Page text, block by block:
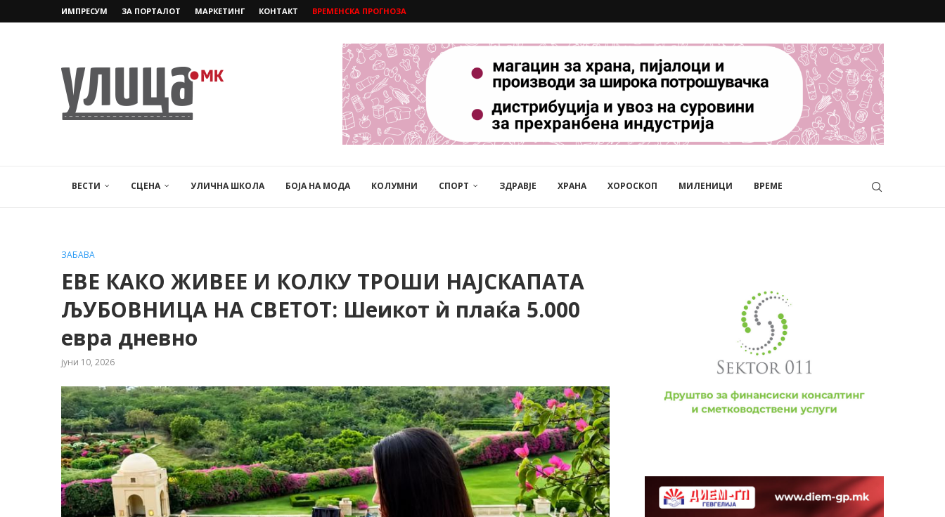
ИМПРЕСУМ ЗА ПОРТАЛОТ МАРКЕТИНГ КОНТАКТ ВРЕМЕНСКА ПРОГНОЗА
ВЕСТИ СЦЕНА УЛИЧНА ШКОЛА БОЈА НА МОДА КОЛУМНИ СПОРТ ЗДРАВЈЕ ХРАНА ХОРОСКОП МИЛЕНИЦИ ВРЕМЕ
ЗАБАВА
ЕВЕ КАКО ЖИВЕЕ И КОЛКУ ТРОШИ НАЈСКАПАТА
ЉУБОВНИЦА НА СВЕТОТ: Шеикот ѝ плаќа 5.000
евра дневно
јуни 10, 2026